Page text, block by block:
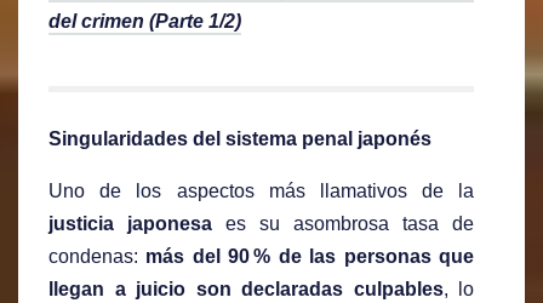
del crimen (Parte 1/2)
Singularidades del sistema penal japonés
Uno de los aspectos más llamativos de la
justicia japonesa es su asombrosa tasa de
condenas: más del 90 % de las personas que
llegan a juicio son declaradas culpables, lo